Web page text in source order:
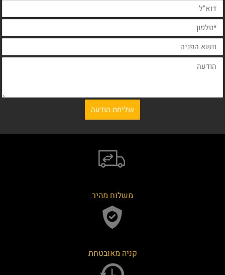
משלוח מהיר
קניה מאובטחת